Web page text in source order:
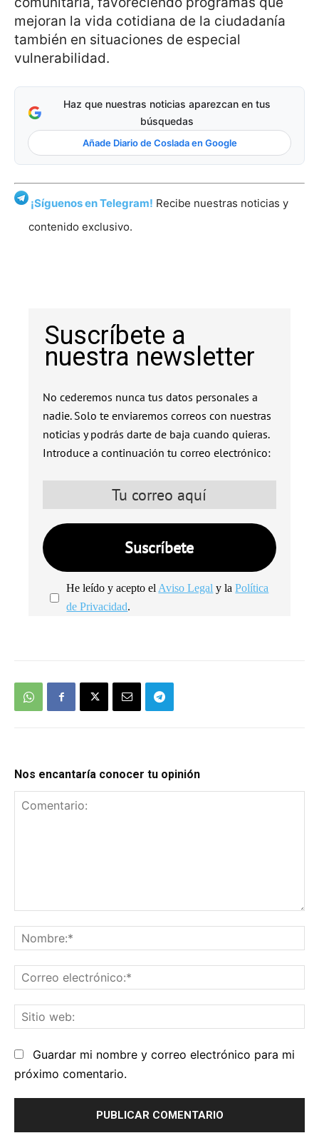
mejoran la vida cotidiana de la ciudadanía
también en situaciones de especial
vulnerabilidad.
Haz que nuestras noticias aparezcan en tus
búsquedas
Añade Diario de Coslada en Google
¡Síguenos en Telegram! Recibe nuestras noticias y
contenido exclusivo.
Suscríbete a
nuestra newsletter
No cederemos nunca tus datos personales a
nadie. Solo te enviaremos correos con nuestras
noticias y podrás darte de baja cuando quieras.
Introduce a continuación tu correo electrónico:
He leído y acepto el Aviso Legal y laPolítica
de Privacidad.
Nos encantaría conocer tu opinión
Guardar mi nombre y correo electrónico para mi
próximo comentario.